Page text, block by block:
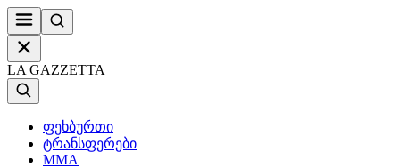
LA GAZZETTA
ფეხბურთი
ტრანსფერები
MMA